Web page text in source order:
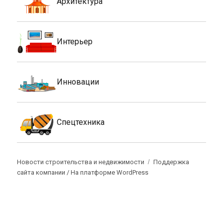
Интерьер
Инновации
Спецтехника
Новости строительства и недвижимости
Поддержка
сайта компании /На платформе WordPress